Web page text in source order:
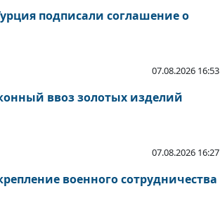
подписали соглашение о
07.08.2026 16:53
ввоз золотых изделий
07.08.2026 16:27
военного сотрудничества